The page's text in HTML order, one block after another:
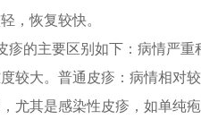
，恢复较快。
疹的主要区别如下：病情严
较大。普通皮疹：病情相对
尤其是感染性皮疹，如单纯